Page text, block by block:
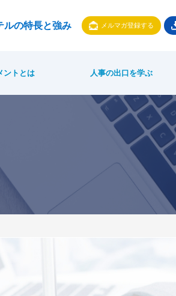
ルの特長と強み メルマガ登録する
ントとは 人事の出口を学ぶ